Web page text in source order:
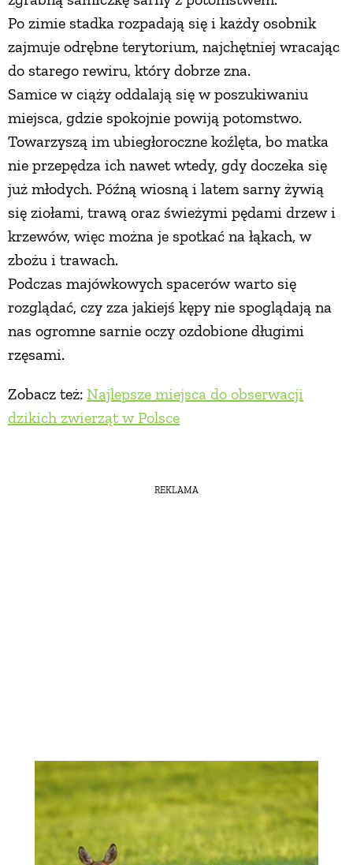
Po zimie stadka rozpadają się i każdy osobnik
zajmuje odrębne terytorium, najchętniej wracając
do starego rewiru, który dobrze zna.
Samice w ciąży oddalają się w poszukiwaniu
miejsca, gdzie spokojnie powiją potomstwo.
Towarzyszą im ubiegłoroczne koźlęta, bo matka
nie przepędza ich nawet wtedy, gdy doczeka się
już młodych. Późną wiosną i latem sarny żywią
się ziołami, trawą oraz świeżymi pędami drzew i
krzewów, więc można je spotkać na łąkach, w
zbożu i trawach.
Podczas majówkowych spacerów warto się
rozglądać, czy zza jakiejś kępy nie spoglądają na
nas ogromne sarnie oczy ozdobione długimi
rzęsami.
Zobacz też: Najlepsze miejsca do obserwacji
dzikich zwierząt w Polsce
REKLAMA